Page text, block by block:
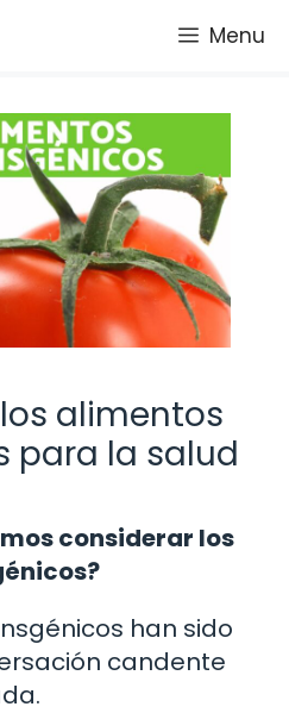
Menu
alimentos
para la salud
considerar los
han sido
candente